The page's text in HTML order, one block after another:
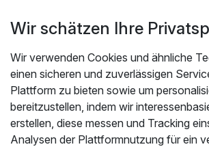
inkl. Halbpension
wohlgefühlt! Das war nicht der letzte
Wir schätzen Ihre
Wir verwenden Cookies und ähnliche
einen sicheren und zuverlässigen
Plattform zu bieten sowie um
bereitzustellen, indem wir
erstellen, diese messen und Tracking
Analysen der Plattformnutzung für ein